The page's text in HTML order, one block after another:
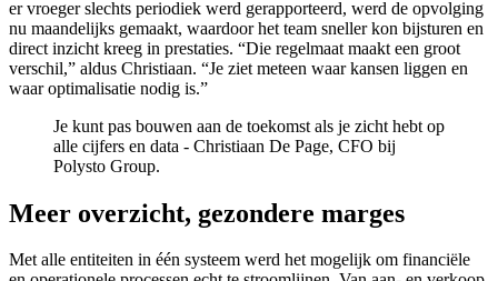
er vroeger slechts periodiek werd gerapporteerd, werd de opvolging
nu maandelijks gemaakt, waardoor het team sneller kon bijsturen en
direct inzicht kreeg in prestaties. “Die regelmaat maakt een groot
verschil,” aldus Christiaan. “Je ziet meteen waar kansen liggen en
waar optimalisatie nodig is.”
​Je kunt pas bouwen aan de toekomst als je zicht hebt op
alle cijfers en data - Christiaan De Page, CFO bij
Polysto Group.
Meer overzicht, gezondere marges
Met alle entiteiten in één systeem werd het mogelijk om financiële